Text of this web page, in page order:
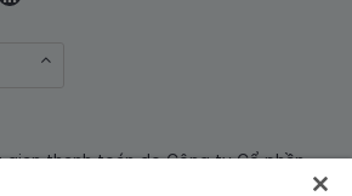
gian thanh toán do Công ty Cổ phần